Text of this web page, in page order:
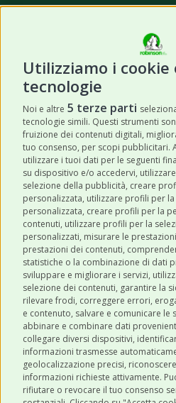
Utilizziamo i cookie
tecnologie
Noi e altre 5 terze parti
tecnologie simili. Questi strumenti
fruizione dei contenuti digitali,
tuo consenso, per scopi pubblicitari.
utilizzare i tuoi dati per le seguenti
su dispositivo e/o accedervi,
selezione della pubblicità, creare
personalizzata, utilizzare profili per
personalizzata, creare profili per la
contenuti, utilizzare profili per la
personalizzati, misurare le
prestazioni dei contenuti,
statistiche o la combinazione di dati
sviluppare e migliorare i servizi,
selezione dei contenuti, garantire la
rilevare frodi, correggere errori,
e contenuto, salvare e comunicare le
abbinare e combinare dati
collegare diversi dispositivi,
informazioni trasmesse
geolocalizzazione precisi,
informazioni richieste attivamente.
rifiutare o revocare il tuo consenso
Acconsento a ricevere
aggiornamenti e offerte
Robinson Pet Shop
ULTIMI
SHOP